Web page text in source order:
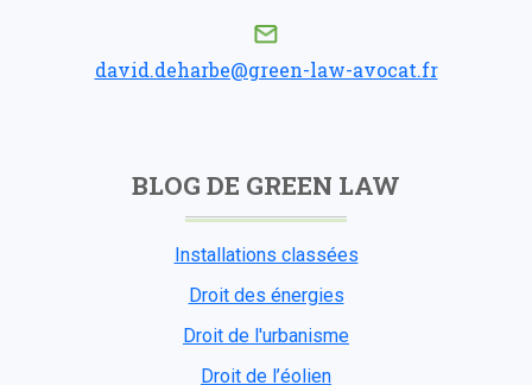
david.deharbe@green-law-avocat.fr
BLOG DE GREEN LAW
Installations classées
Droit des énergies
Droit de l'urbanisme
Droit de l’éolien